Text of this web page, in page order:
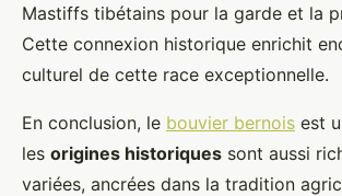
Mastiffs tibétains pour la garde et la
Cette connexion historique enrichit
culturel de cette race exceptionnelle.
En conclusion, le bouvier bernois est
les origines historiques sont aussi
variées, ancrées dans la tradition